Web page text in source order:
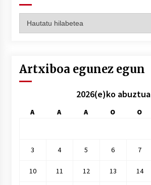
hilez
Artxiboa egunez egun
2026(e)ko abuztua
A A A O O
3 4 5 6 7
10 11 12 13 14